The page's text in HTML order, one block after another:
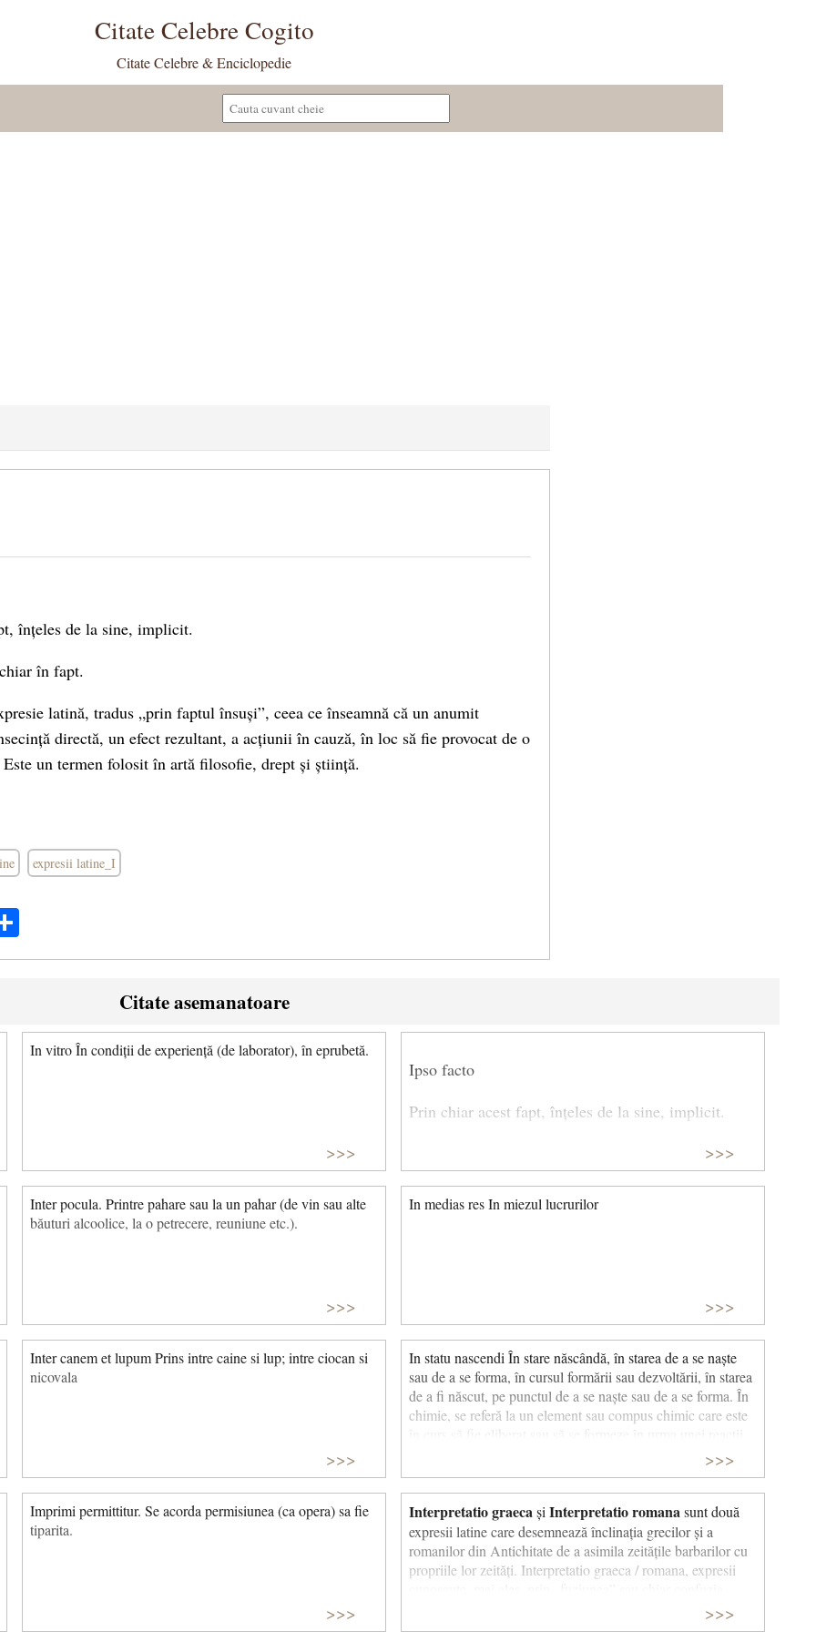
Citate Celebre Cogito
Citate Celebre & Enciclopedie
înțeles de la sine, implicit.
în fapt.
latină, tradus „prin faptul însuși”, ceea ce înseamnă că un anumit
directă, un efect rezultant, a acțiunii în cauză, în loc să fie provocat de o
un termen folosit în artă filosofie, drept și știință.
expresii latine_I
Citate asemanatoare
In vitro În condiții de experiență (de laborator), în eprubetă.
>>>
Ipso facto
Prin chiar acest fapt, înțeles de la sine, implicit.
Ipso facto este o expresie latină, tradus „prin faptul
drept și știință.
© CCC
>>>
Inter pocula. Printre pahare sau la un pahar (de vin sau alte
băuturi alcoolice, la o petrecere, reuniune etc.).
>>>
In medias res In miezul lucrurilor
>>>
Inter canem et lupum Prins intre caine si lup; intre ciocan si
nicovala
>>>
In statu nascendi În stare născândă, în starea de a se naște
sau de a se forma, în cursul formării sau dezvoltării, în starea
de a fi născut, pe punctul de a se naște sau de a se forma. În
chimie, se referă la un element sau compus chimic care este
în curs să fie eliberat sau să se formeze în urma unei reacții
>>>
Imprimi permittitur. Se acorda permisiunea (ca opera) sa fie
tiparita.
>>>
Interpretatio graecași Interpretatio romanasunt două
expresii latine care desemnează înclinația grecilor și a
romanilor din Antichitate de a asimila zeitățile barbarilor cu
propriile lor zeități. Interpretatio graeca / romana, expresii
: tendința>>>